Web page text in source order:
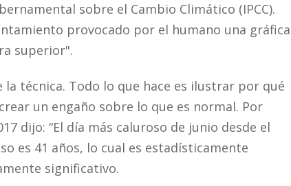
sobre el Cambio Climático (IPCC).
provocado por el humano una gráfica
superior".
técnica. Todo lo que hace es ilustrar por qué
un engaño sobre lo que es normal. Por
dijo: “El día más caluroso de junio desde el
es 41 años, lo cual es estadísticamente
significativo.